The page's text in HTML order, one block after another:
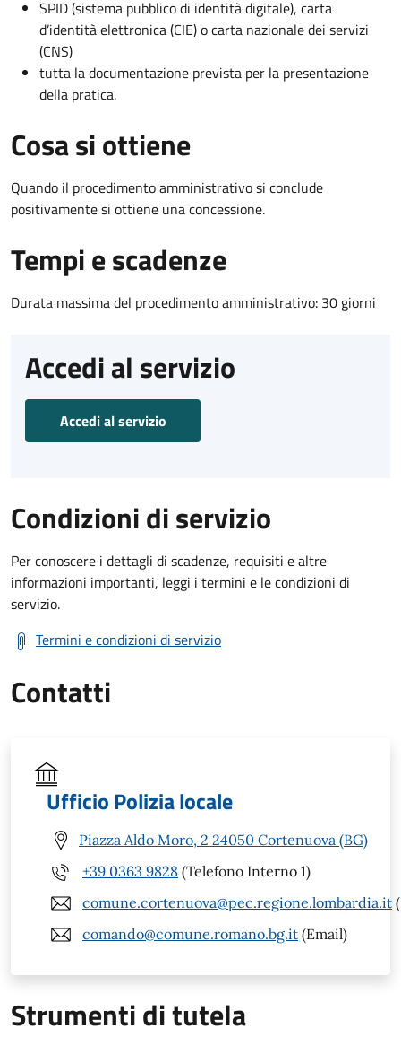
SPID (sistema pubblico di identità digitale), carta
d’identità elettronica (CIE) o carta nazionale dei servizi
(CNS)
tutta la documentazione prevista per la presentazione
della pratica.
Cosa si ottiene
Quando il procedimento amministrativo si conclude
positivamente si ottiene una concessione.
Tempi e scadenze
Durata massima del procedimento amministrativo: 30 giorni
Accedi al servizio
Accedi al servizio
Condizioni di servizio
Per conoscere i dettagli di scadenze, requisiti e altre
informazioni importanti, leggi i termini e le condizioni di
servizio.
Termini e condizioni di servizio
Contatti
Ufficio Polizia locale
Piazza Aldo Moro, 2 24050 Cortenuova (BG)
+39 0363 9828 (Telefono Interno 1)
comune.cortenuova@pec.regione.lombardia.it
comando@comune.romano.bg.it (Email)
Strumenti di tutela